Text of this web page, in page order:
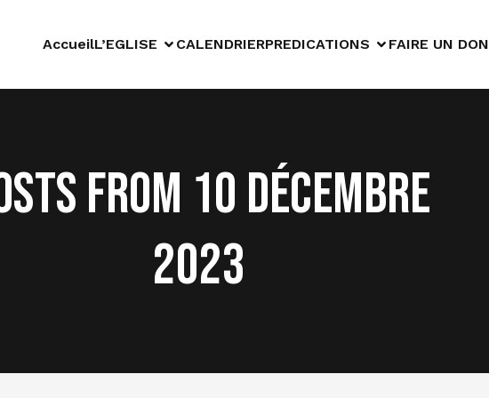
AccueilL’EGLISE CALENDRIERPREDICATIONS FAIRE UN DON
from 10 décembre
2023